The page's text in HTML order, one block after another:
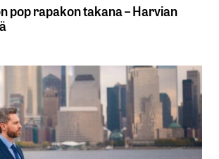
pop rapakon takana – Harvian